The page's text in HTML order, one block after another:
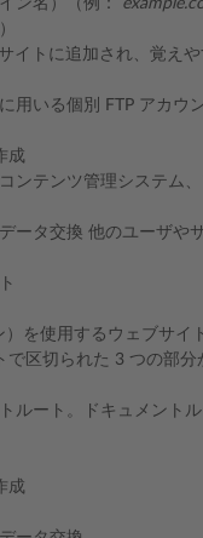
ン名）（例：
イトに追加され、覚え
用いる個別 FTP アカウ
成
ンテンツ管理システム
ータ交換 他のユーザ
を使用するウェブサイ
区切られた 3 つの部
ルート。ドキュメント
成